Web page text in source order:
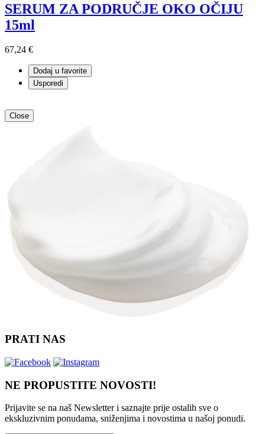
SERUM ZA PODRUČJE OKO OČIJU
15ml
67,24 €
Dodaj u favorite
Usporedi
Close
PRATI NAS
NE PROPUSTITE NOVOSTI!
Prijavite se na naš Newsletter i saznajte prije ostalih sve o
ekskluzivnim ponudama, sniženjima i novostima u našoj ponudi.